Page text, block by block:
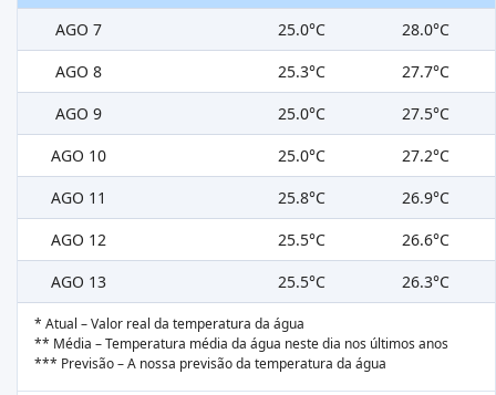
AGO 7
25.0°C
28.0°C
AGO 8
25.3°C
27.7°C
AGO 9
25.0°C
27.5°C
AGO 10
25.0°C
27.2°C
AGO 11
25.8°C
26.9°C
AGO 12
25.5°C
26.6°C
AGO 13
25.5°C 26.3°C
* Atual – Valor real da temperatura da água
** Média – Temperatura média da água neste dia nos últimos anos
*** Previsão – A nossa previsão da temperatura da água